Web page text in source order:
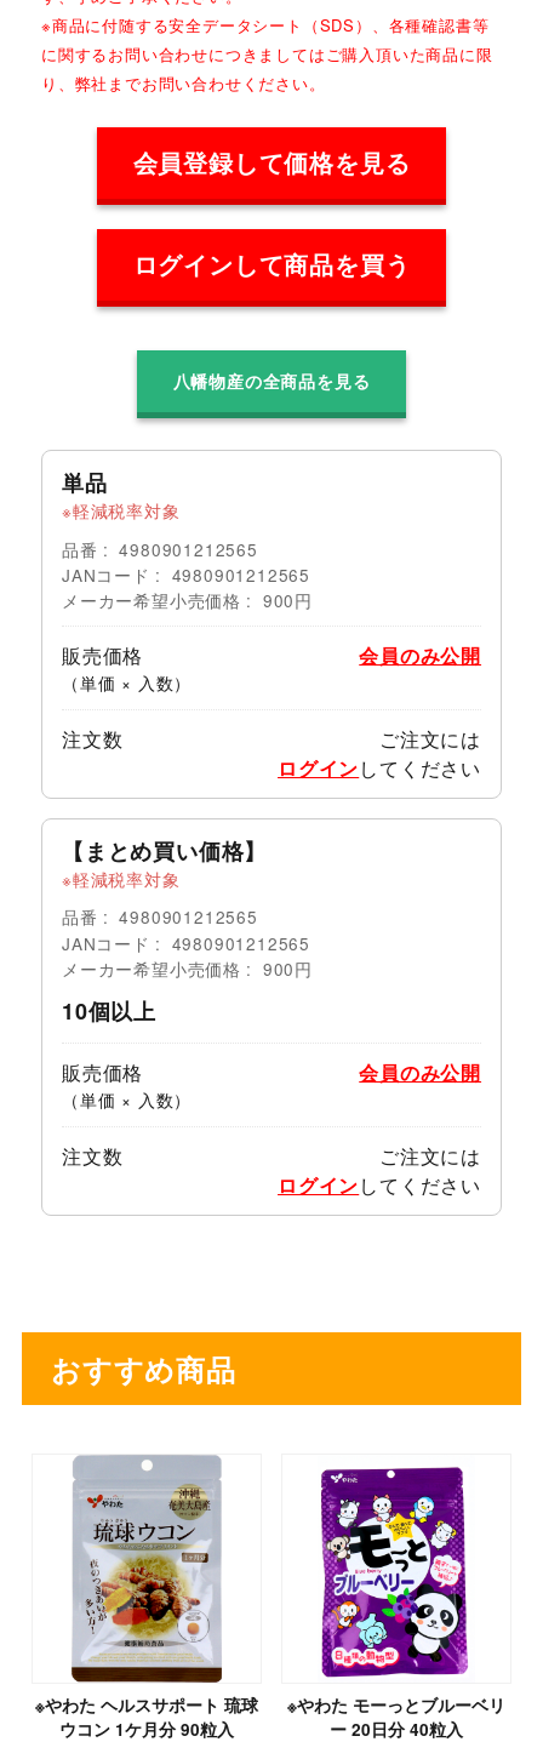
※商品に付随する安全データシート（SDS）、各種確認書等
に関するお問い合わせにつきましてはご購入頂いた商品に限
り、弊社までお問い合わせください。
会員登録して価格を見る
ログインして商品を買う
八幡物産の全商品を見る
単品
軽減税率対象
品番
4980901212565
JANコード
4980901212565
メーカー希望小売価格
900円
販売価格
（単価 × 入数）
会員のみ公開
注文数
ご注文には
ログインしてください
【まとめ買い価格】
軽減税率対象
品番
4980901212565
JANコード
4980901212565
メーカー希望小売価格
900円
10個以上
販売価格
（単価 × 入数）
会員のみ公開
注文数
ご注文には
ログインしてください
おすすめ商品
※やわた ヘルスサポート 琉球
ウコン 1ケ月分 90粒入
※やわた モーっとブルーベリ
ー 20日分 40粒入